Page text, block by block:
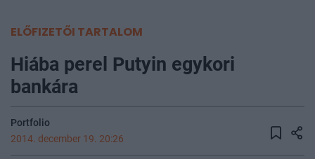
ELŐFIZETŐI TARTALOM
Hiába perel Putyin egykori
bankára
Portfolio
2014. december 19. 20:26